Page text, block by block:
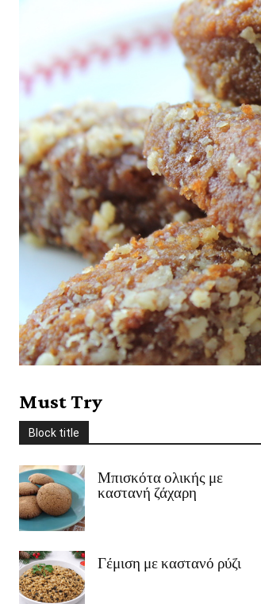
Must Try
Block title
All air fryer Brunch
Covid
Diet
Greek recipes in english
Smoothies
Tips Vegan
΄
Αβγά
Αθλητική διατροφή
Βιταμίνες
Γαλακτοκομικά
Γλυκά
Δημητριακά
Διαβήτης
Διατροφή
Εγκυμοσύνη
Θηλασμός
Ιατρικά Καλοκαίρι
Κόκκινο κρέας
Κοτόπουλο
Λαχανικά
Μπέργκερ
Νηστεία
Ξηροί καρποί και
Οργάνωση
Ορεκτικά
Παγωτά
Παραδοσιακές συνταγές
Πατάτα
Περιβάλλον Πίτες
Πρωινό
πρωτείνη Ρύζι
Σάλτσα
Σνακ Σοκολάτα
Μπισκότα ολικής με
καστανή ζάχαρη
Γέμιση με καστανό ρύζι